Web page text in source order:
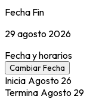
Fecha Fin
29 agosto 2026
Fecha y horarios
Cambiar Fecha
Inicia Agosto 26
Termina Agosto 29